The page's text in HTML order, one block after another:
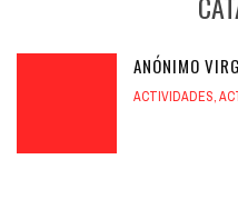
ANÓNIMO
ACTIVIDADES,